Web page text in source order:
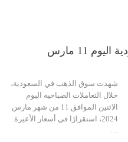
11 مارس
شهدت سوق الذهب في السعودية،
خلال التعاملات الصباحية اليوم
الاثنين الموافق 11 من شهر مارس
2024، استقرارًا في أسعار الأعيرة.